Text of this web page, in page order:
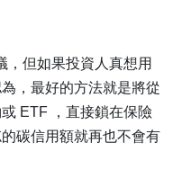
，但如果投資人真想用
，最好的方法就是將從
ETF ，直接鎖在保險
碳信用額就再也不會有